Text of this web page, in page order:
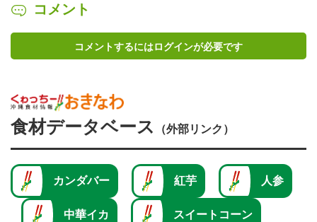
コメント
コメントするにはログインが必要です
食材データベース （外部リンク）
カンダバー 紅芋 人参
中華イカ スイートコーン